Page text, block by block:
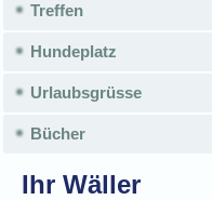
Treffen
Hundeplatz
Urlaubsgrüsse
Bücher
Ihr Wäller